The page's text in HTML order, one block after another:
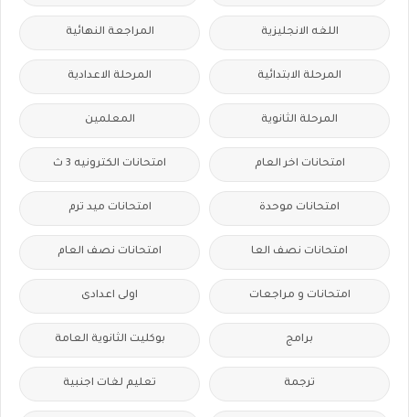
اللغه الانجليزية المراجعة النهائية
المرحلة الابتدائية المرحلة الاعدادية
المرحلة الثانوية المعلمين
امتحانات اخر العام امتحانات الكترونيه 3 ث
امتحانات موحدة امتحانات ميد ترم
امتحانات نصف العا امتحانات نصف العام
امتحانات و مراجعات اولى اعدادى
برامج بوكليت الثانوية العامة
ترجمة تعليم لغات اجنبية